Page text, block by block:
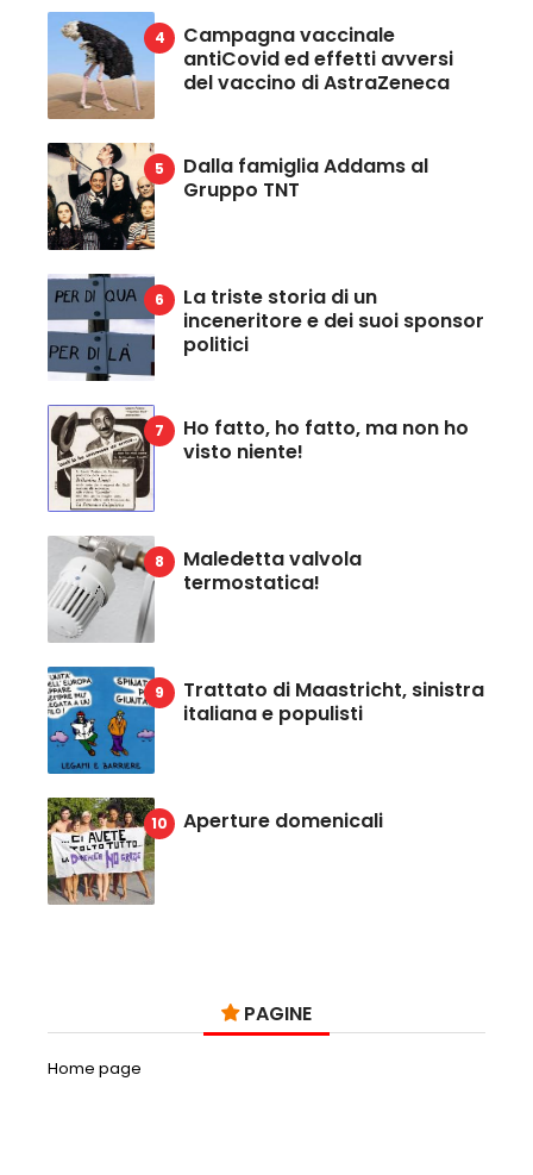
Campagna vaccinale
antiCovid ed effetti avversi
del vaccino di AstraZeneca
Dalla famiglia Addams al
Gruppo TNT
La triste storia di un
inceneritore e dei suoi sponsor
politici
Ho fatto, ho fatto, ma non ho
visto niente!
Maledetta valvola
termostatica!
Trattato di Maastricht, sinistra
italiana e populisti
Aperture domenicali
PAGINE
Home page